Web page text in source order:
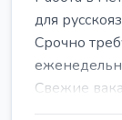
для
Срочно
Свежие